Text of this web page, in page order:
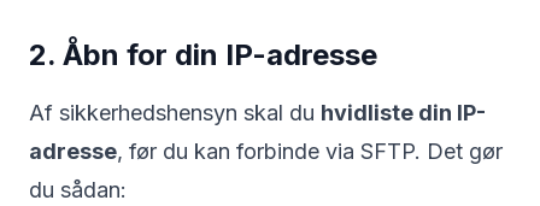
2. Åbn for din IP-adresse
Af sikkerhedshensyn skal du hvidliste din IP-
adresse, før du kan forbinde via SFTP. Det gør
du sådan: